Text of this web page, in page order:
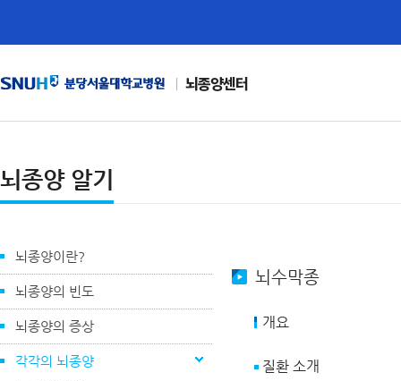
뇌종양센터
뇌종양 알기
뇌종양이란?
뇌종양의 빈도
뇌종양의 증상
각각의 뇌종양
뇌수막종
개요
질환 소개